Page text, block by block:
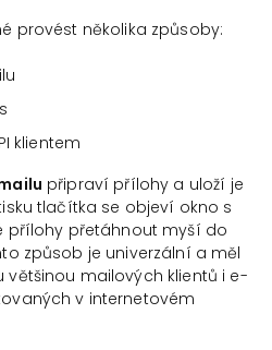
provést několika způsoby:
klientem
připraví přílohy a uloží je
tlačítka se objeví okno s
přílohy přetáhnout myší do
způsob je univerzální a měl
mailových klientů i e-
v internetovém